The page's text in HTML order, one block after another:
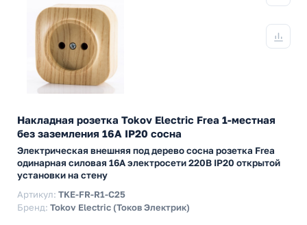
Накладная розетка Tokov Electric Frea 1-местная
без заземления 16А IP20 сосна
Электрическая внешняя под дерево сосна розетка Frea
одинарная силовая 16А электросети 220В IP20 открытой
установки на стену
Артикул: TKE-FR-R1-C25
Бренд: Tokov Electric (Токов Электрик)